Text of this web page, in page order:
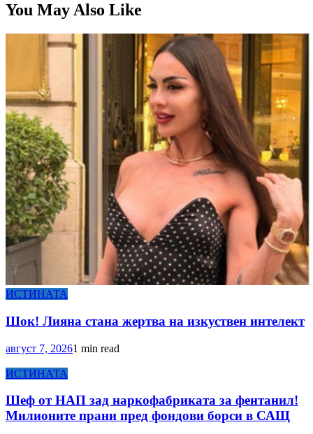
You May Also Like
ИСТИНАТА
Шок! Лияна стана жертва на изкуствен интелект
август 7, 20261 min read
ИСТИНАТА
Шеф от НАП зад наркофабриката за фентанил!
Милионите прани пред фондови борси в САЩ